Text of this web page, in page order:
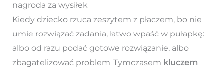
nagroda za wysiłek
Kiedy dziecko rzuca zeszytem z płaczem, bo nie
umie rozwiązać zadania, łatwo wpaść w pułapkę:
albo od razu podać gotowe rozwiązanie, albo
zbagatelizować problem. Tymczasem kluczem